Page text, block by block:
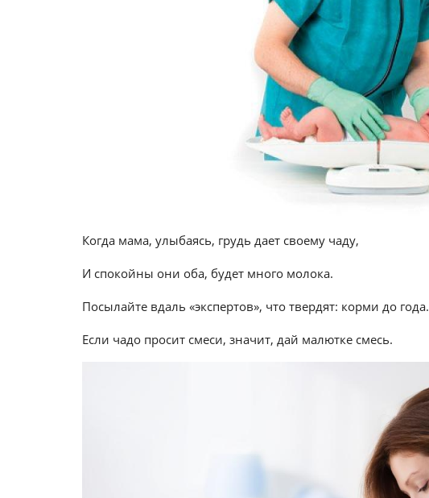
Когда мама, улыбаясь, грудь дает своему чаду,
И спокойны они оба, будет много молока.
Посылайте вдаль «экспертов», что твердят: корми до года.
Если чадо просит смеси, значит, дай малютке смесь.